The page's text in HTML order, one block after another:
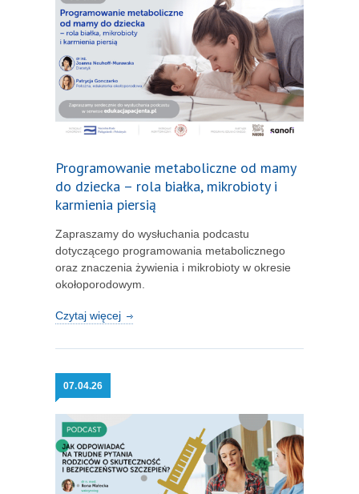
Programowanie metaboliczne od mamy
do dziecka – rola białka, mikrobioty i
karmienia piersią
Zapraszamy do wysłuchania podcastu
dotyczącego programowania metabolicznego
oraz znaczenia żywienia i mikrobioty w okresie
okołoporodowym.
Czytaj więcej
07.04.26